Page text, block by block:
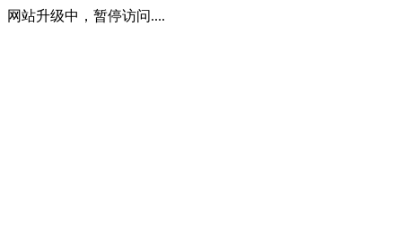
网站升级中，暂停访问....